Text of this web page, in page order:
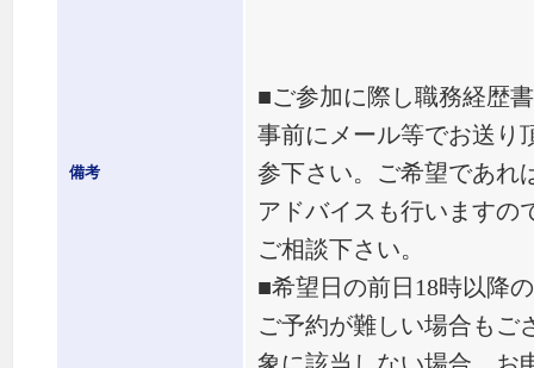
備考
■ご参加に際し職務経歴
事前にメール等でお送り
参下さい。ご希望であれ
アドバイスも行いますの
ご相談下さい。
■希望日の前日18時以降
ご予約が難しい場合もご